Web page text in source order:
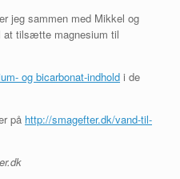
jeg sammen med Mikkel og
at tilsætte magnesium til
og bicarbonat-indhold i de
på http://smagefter.dk/vand-til-